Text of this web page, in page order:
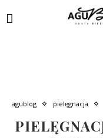
agublog pielęgnacja